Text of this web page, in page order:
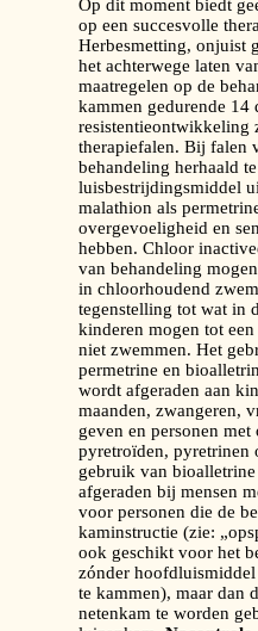
Op dit moment biedt
op een succesvolle
Herbesmetting, onjuist
het achterwege laten
maatregelen op de
kammen gedurende 14
resistentieontwikkeling
therapiefalen. Bij falen
behandeling herhaald
luisbestrijdingsmiddel
malathion als
overgevoeligheid en
hebben. Chloor
van behandeling
in chloorhoudend
tegenstelling tot wat in
kinderen mogen tot
niet zwemmen. Het
permetrine en
wordt afgeraden aan
maanden, zwangeren,
geven en personen
pyretroïden, pyretrinen
gebruik van
afgeraden bij mensen
voor personen die de
kaminstructie (zie:
ook geschikt voor het
zónder
te kammen), maar dan
netenkam te worden